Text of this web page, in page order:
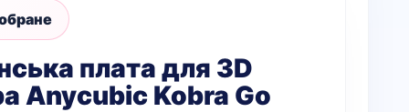
плата для 3D
Anycubic Kobra Go